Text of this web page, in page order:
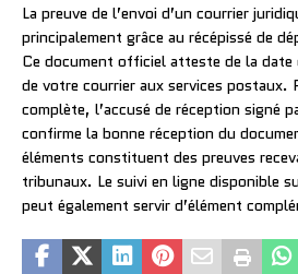
La preuve de l’envoi d’un courrier
principalement grâce au récépissé de
Ce document officiel atteste de la date
de votre courrier aux services postaux.
complète, l’accusé de réception signé
confirme la bonne réception du
éléments constituent des preuves
tribunaux. Le suivi en ligne disponible
peut également servir d’élément